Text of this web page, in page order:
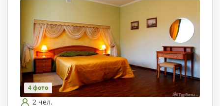
4 фото
2 чел.